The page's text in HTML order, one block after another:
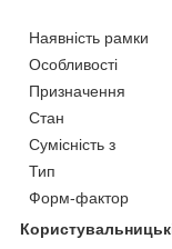
Наявність рамки
Особливості
Призначення
Стан
Сумісність з
Тип
Форм-фактор